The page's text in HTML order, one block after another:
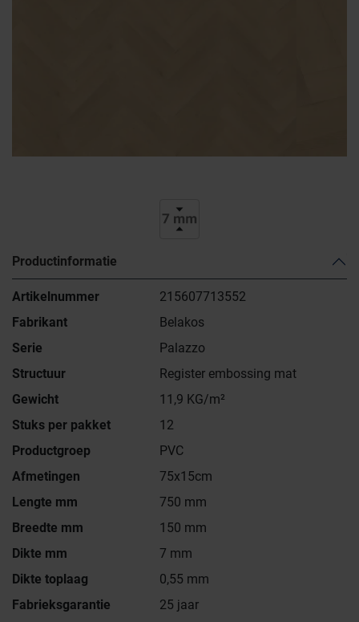
Productinformatie
Artikelnummer
215607713552
Fabrikant
Belakos
Serie
Palazzo
Structuur
Register embossing mat
Gewicht
11,9 KG/m²
Stuks per pakket
12
Productgroep
PVC
Afmetingen
75x15cm
Lengte mm
750 mm
Breedte mm
150 mm
Dikte mm
7 mm
Dikte toplaag
0,55 mm
Fabrieksgarantie
25 jaar